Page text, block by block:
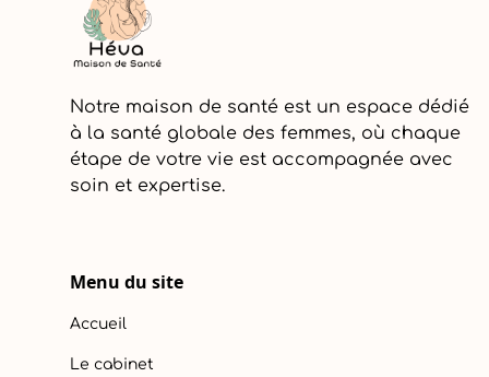
Notre maison de santé est un espace dédié
à la santé globale des femmes, où chaque
étape de votre vie est accompagnée avec
soin et expertise.
Menu du site
Accueil
Le cabinet